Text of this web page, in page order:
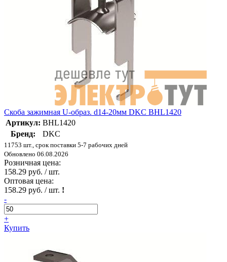
Скоба зажимная U-образ. d14-20мм DKC BHL1420
Артикул: BHL1420
Бренд:
DKC
11753 шт., срок поставки 5-7 рабочих дней
Обновлено 06.08.2026
Розничная цена:
158.29 руб. / шт.
Оптовая цена:
158.29 руб. / шт. !
-
+
Купить